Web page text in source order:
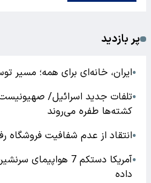
پر بازدید
●ایران، خانه‌ای برای همه؛ مسیر
●تلفات جدید اسرائیل/
کشته‌ها طفره می‌روند
●انتقاد از عدم شفافیت فروشگاه
●
آمریکا دستکم 7
داده